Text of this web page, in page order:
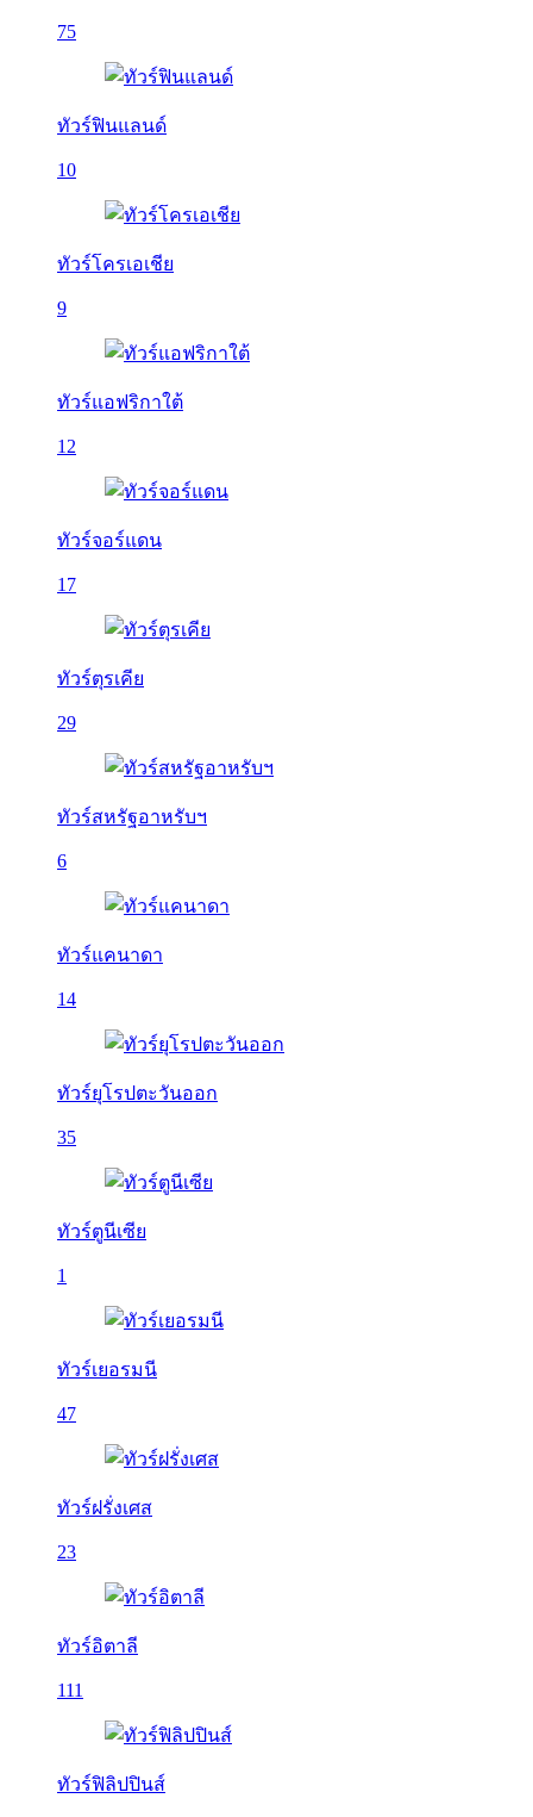
75
ทัวร์ฟินแลนด์
10
ทัวร์โครเอเชีย
9
ทัวร์แอฟริกาใต้
12
ทัวร์จอร์แดน
17
ทัวร์ตุรเคีย
29
ทัวร์สหรัฐอาหรับฯ
6
ทัวร์แคนาดา
14
ทัวร์ยุโรปตะวันออก
35
ทัวร์ตูนีเซีย
1
ทัวร์เยอรมนี
47
ทัวร์ฝรั่งเศส
23
ทัวร์อิตาลี
111
ทัวร์ฟิลิปปินส์